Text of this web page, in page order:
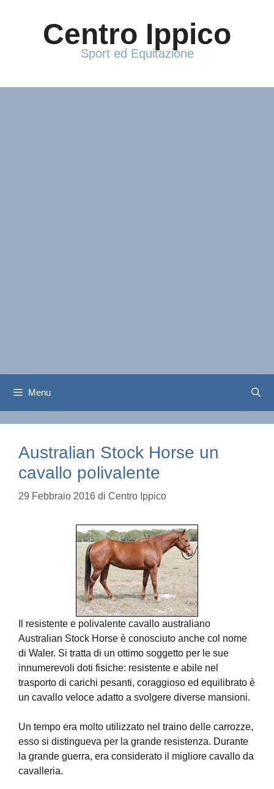
Centro Ippico
Sport ed Equitazione
Menu
Australian Stock Horse un
cavallo polivalente
29 Febbraio 2016 di Centro Ippico
Il resistente e polivalente cavallo australiano
Australian Stock Horse è conosciuto anche col nome
di Waler. Si tratta di un ottimo soggetto per le sue
innumerevoli doti fisiche: resistente e abile nel
trasporto di carichi pesanti, coraggioso ed equilibrato è
un cavallo veloce adatto a svolgere diverse mansioni.
Un tempo era molto utilizzato nel traino delle carrozze,
esso si distingueva per la grande resistenza. Durante
la grande guerra, era considerato il migliore cavallo da
cavalleria.